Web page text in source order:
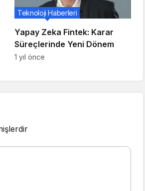
Yapay Zeka Fintek: Karar
Süreçlerinde Yeni Dönem
Teknoloji Haberleri
1 yıl önce